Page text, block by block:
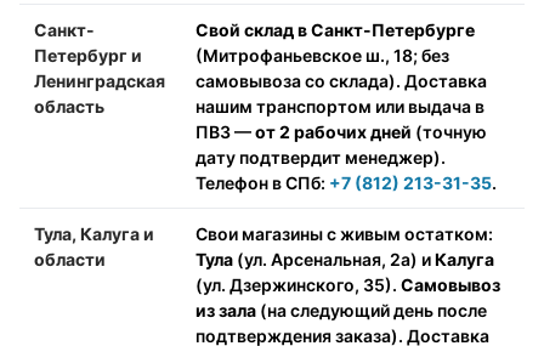
Санкт-
Петербург и
Ленинградская
область
Свой склад в Санкт-Петербурге
(Митрофаньевское ш., 18; без
самовывоза со склада). Доставка
нашим транспортом или выдача в
ПВЗ —от 2 рабочих дней (точную
дату подтвердит менеджер).
Телефон в СПб: +7 (812) 213-31-35.
Тула, Калуга и
области
Свои магазины с живым остатком:
Тула (ул. Арсенальная, 2а) иКалуга
(ул. Дзержинского, 35). Самовывоз
из зала (на следующий день после
подтверждения заказа). Доставка